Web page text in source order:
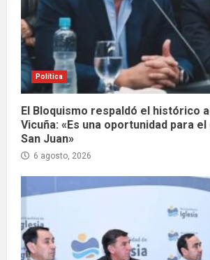
Política
El Bloquismo respaldó el histórico
Vicuña: «Es una oportunidad para
San Juan»
6 agosto, 2026